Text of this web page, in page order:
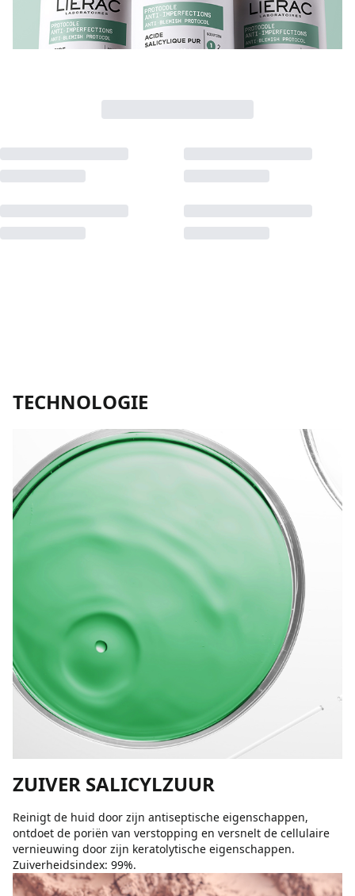
TECHNOLOGIE
ZUIVER SALICYLZUUR
Reinigt de huid door zijn antiseptische eigenschappen,
ontdoet de poriën van verstopping en versnelt de cellulaire
vernieuwing door zijn keratolytische eigenschappen.
Zuiverheidsindex: 99%.